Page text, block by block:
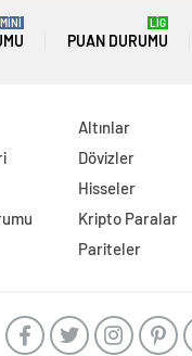
PUAN DURUMU
LİG
Altınlar
Dövizler
Hisseler
Kripto Paralar
Pariteler